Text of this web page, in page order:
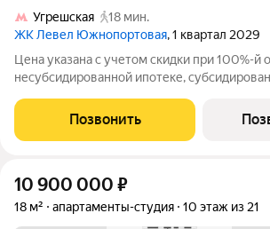
Угрешская
18 мин.
ЖК Левел Южнопортовая, 1 квартал 2029
Цена указана с учетом скидки при 100%-й
несубсидированной ипотеке,
личном кабинете до обращения за
части района Печатники
Позвонить
10 900 000 ₽
18 м² апартаменты-студия 10 этаж из 21